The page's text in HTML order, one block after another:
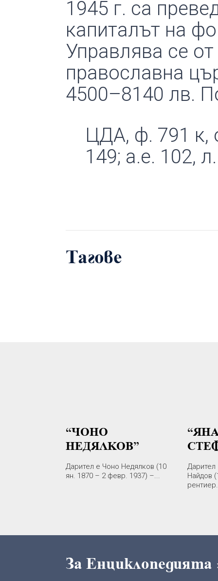
1945 г. са
капиталът на
Управлява се
православна
4500–8140 лв.
ЦДА, ф. 791 к,
149; а.е. 102,
Тагове
“ЧОНО
НЕДЯЛКОВ”
Дарител е Чоно Недялков (10
ян. 1870 – 2 февр. 1937) –...
Найдов
За Енциклопедията